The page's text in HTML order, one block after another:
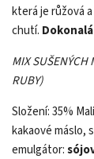
která je růžová
chutí.
MIX SUŠENÝCH
RUBY)
Složení: 35%
kakaové máslo,
emulgátor: